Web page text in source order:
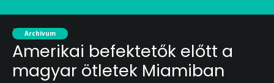
Archívum
2019. április 29.
Amerikai befektetők előtt a
magyar ötletek Miamiban